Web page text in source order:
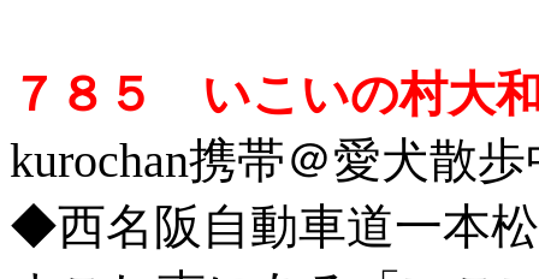
７８５ いこいの村大
kurochan携帯＠愛犬散
◆西名阪自動車道一本